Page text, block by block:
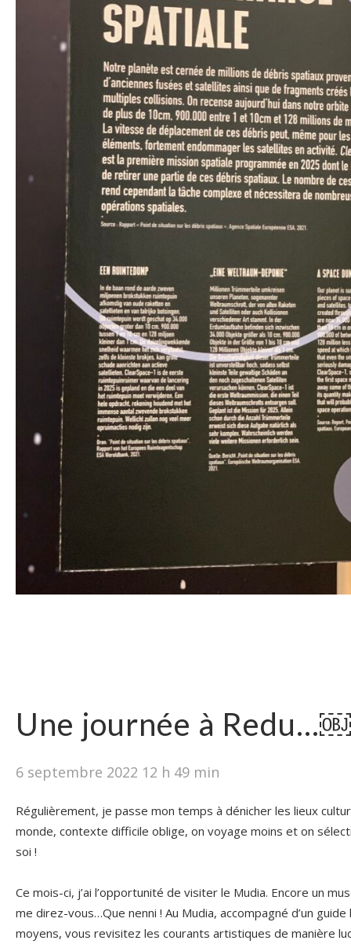
Une journée à Redu…￼
6 septembre 2022 12 h 49 min
Régulièrement, je passe mon temps à dénicher les lieux
monde, contexte difficile oblige, on voyage moins et on
soi !
Ce mois-ci, j’ai l’opportunité de visiter le Mudia. Encore un
me direz-vous…Que nenni ! Au Mudia, accompagné d’un
moyens, vous revisitez les courants artistiques de manière